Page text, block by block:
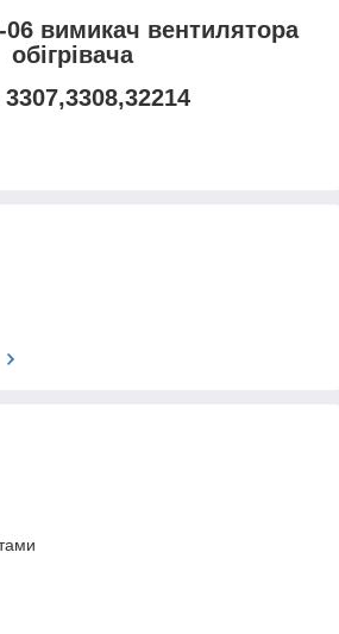
06 вимикач вентилятора
обігрівача